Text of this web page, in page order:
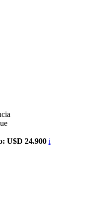
U$D 24.900 i